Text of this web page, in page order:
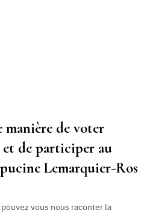
manière de voter
de participer au
Lemarquier-Ros
vous nous raconter la